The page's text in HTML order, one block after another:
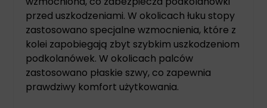
przed uszkodzeniami. W okolicach łuku stopy
zastosowano specjalne wzmocnienia, które z
kolei zapobiegają zbyt szybkim uszkodzeniom
podkolanówek. W okolicach palców
zastosowano płaskie szwy, co zapewnia
prawdziwy komfort użytkowania.